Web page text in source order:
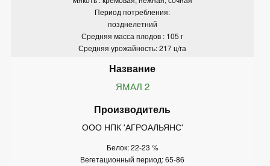
Период потребления:
позднелетний
Средняя масса плодов : 105 г
Средняя урожайность: 217 ц/га
ЯМАЛ 2
ООО НПК 'АГРОАЛЬЯНС'
Белок: 22-23 %
Вегетационный период: 65-86